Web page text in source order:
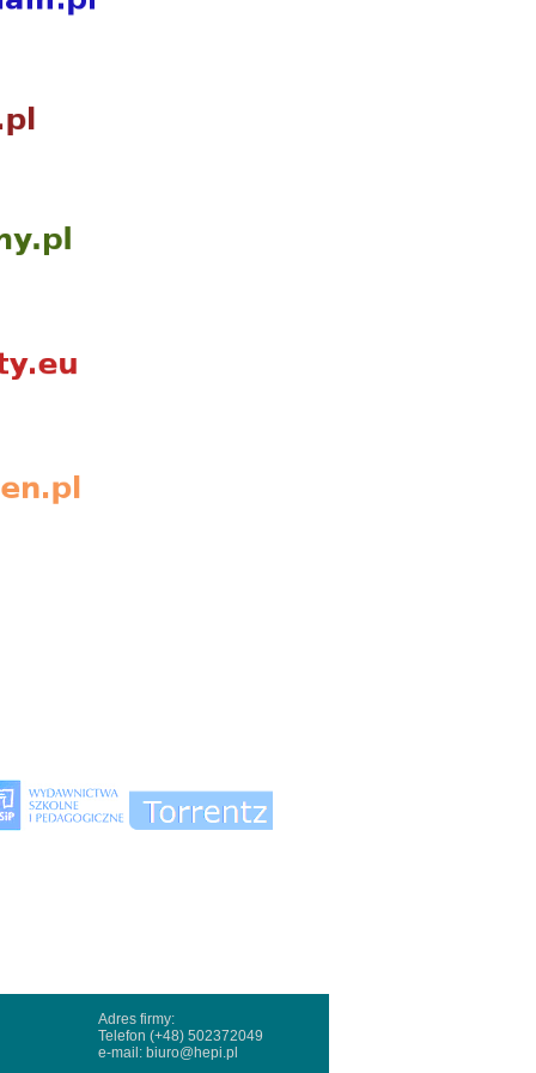
Adres firmy:
Telefon (+48) 502372049
e-mail: biuro@hepi.pl